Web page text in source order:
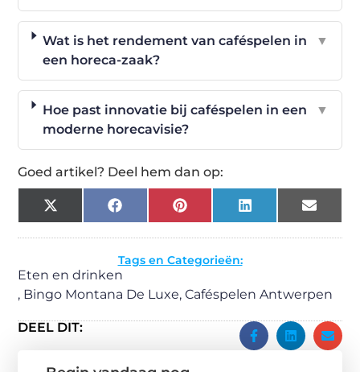
Wat is het rendement van caféspelen in
een horeca-zaak?
▼
Hoe past innovatie bij caféspelen in een
moderne horecavisie?
▼
Goed artikel? Deel hem dan op:
X
(Twitter)
FacebookPinterestLinkedIn Email
Tags en Categorieën:
Eten en drinken
, Bingo Montana De Luxe,Caféspelen Antwerpen
DEEL DIT: